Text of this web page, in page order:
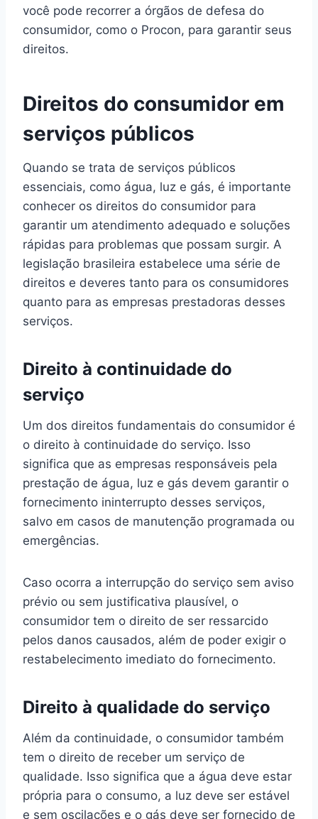
você pode recorrer a órgãos de defesa do
consumidor, como o Procon, para garantir seus
direitos.
Direitos do consumidor em
serviços públicos
Quando se trata de serviços públicos
essenciais, como água, luz e gás, é importante
conhecer os direitos do consumidor para
garantir um atendimento adequado e soluções
rápidas para problemas que possam surgir. A
legislação brasileira estabelece uma série de
direitos e deveres tanto para os consumidores
quanto para as empresas prestadoras desses
serviços.
Direito à continuidade do
serviço
Um dos direitos fundamentais do consumidor é
o direito à continuidade do serviço. Isso
significa que as empresas responsáveis pela
prestação de água, luz e gás devem garantir o
fornecimento ininterrupto desses serviços,
salvo em casos de manutenção programada ou
emergências.
Caso ocorra a interrupção do serviço sem aviso
prévio ou sem justificativa plausível, o
consumidor tem o direito de ser ressarcido
pelos danos causados, além de poder exigir o
restabelecimento imediato do fornecimento.
Direito à qualidade do serviço
Além da continuidade, o consumidor também
tem o direito de receber um serviço de
qualidade. Isso significa que a água deve estar
própria para o consumo, a luz deve ser estável
e sem oscilações e o gás deve ser fornecido de